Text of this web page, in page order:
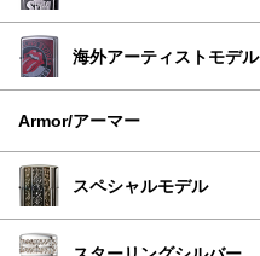
海外アーティストモデル
Armor/アーマー
スペシャルモデル